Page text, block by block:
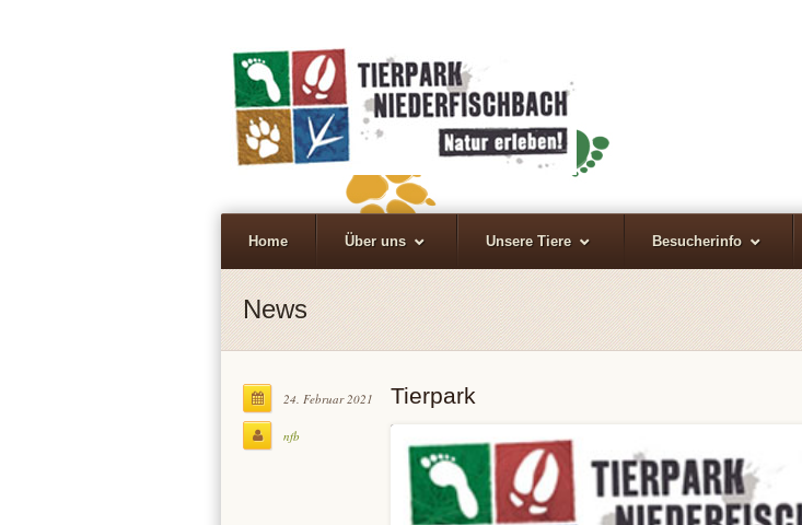
Home Über uns Unsere Tiere Besucherinfo
News
24. Februar 2021
nfb
Tierpark